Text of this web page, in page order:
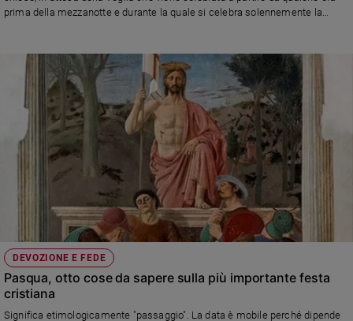
spiritualità
Devozione
fede
Parola
giorno
Società
e
prima della mezzanotte e durante la quale si celebra solennemente la
DEVOZIONE E FEDE
Pasqua, otto cose da sapere sulla più importante festa
cristiana
Significa etimologicamente "passaggio". La data è mobile perché dipende